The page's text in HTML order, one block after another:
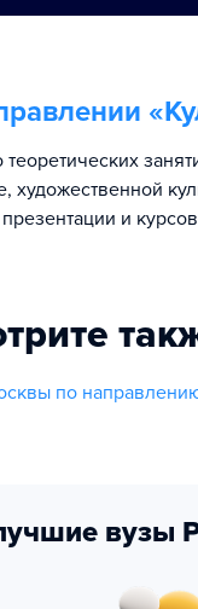
«
художественной
презентации и
по направлению
вузы